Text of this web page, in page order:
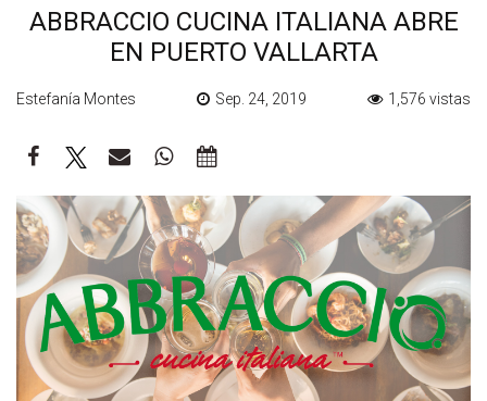
ABBRACCIO CUCINA ITALIANA ABRE
EN PUERTO VALLARTA
Estefanía Montes Sep. 24, 2019 1,576 vistas